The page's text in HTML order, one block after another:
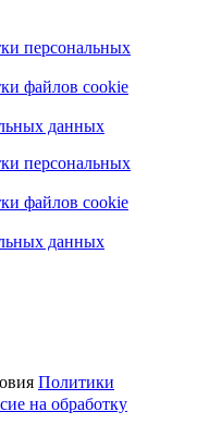
персональных
файлов cookie
данных
персональных
файлов cookie
данных
Политики
на обработку